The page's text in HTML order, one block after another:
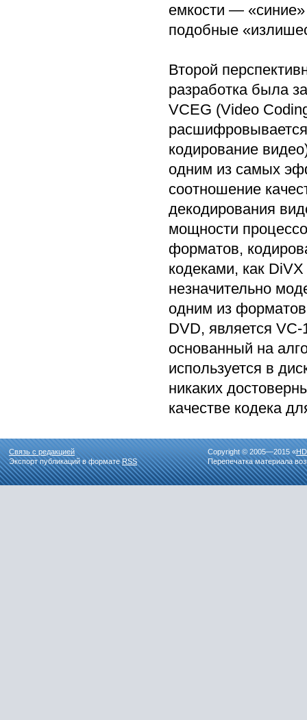
емкости —
подобные
Второй
разработка была
VCEG (Video
кодирование
одним из самых
соотношение
декодирования
мощности
форматов,
кодеками, как
незначительно
одним из
DVD, является
основанный на
используется в
никаких
качестве кодека
Связь с редакцией
Экспорт публикаций в форматеRSS
Copyright © 2005—2015 «
Перепечатка материала